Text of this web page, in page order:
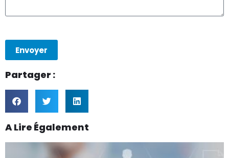
Envoyer
Partager :
A Lire Également